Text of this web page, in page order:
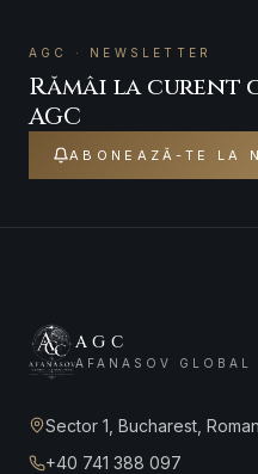
AGC · NEWSLETTER
Rămâi la
AGC
ABONEAZĂ-TE LA
AGC
AFANASOV GLOBAL
Sector 1, Bucharest,
+40 741 388 097